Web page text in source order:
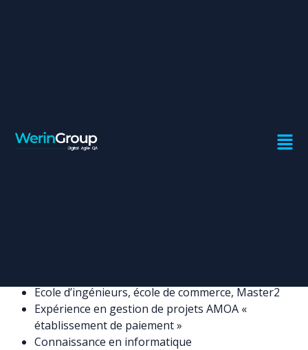
PAIEMENT
Ecole d’ingénieurs, école de commerce, Master2
Expérience en gestion de projets AMOA «
établissement de paiement »
Connaissance en informatique